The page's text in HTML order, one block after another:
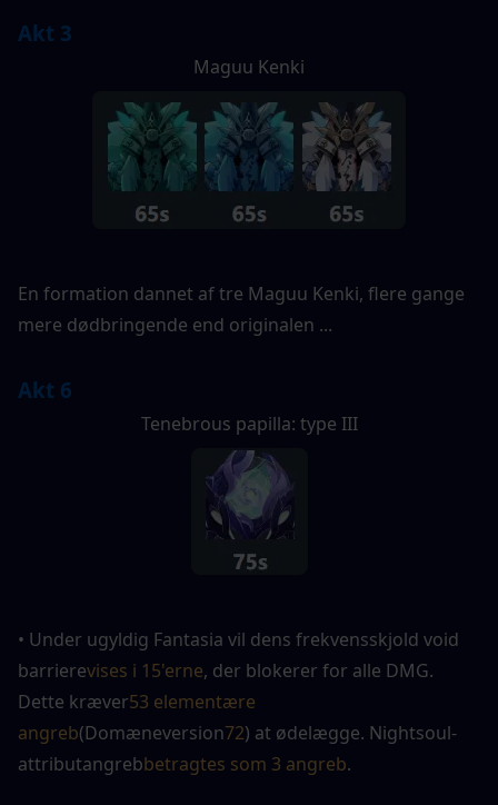
Akt 3
Maguu Kenki
En formation dannet af tre Maguu Kenki, flere gange
mere dødbringende end originalen ...
Akt 6
Tenebrous papilla: type III
• Under ugyldig Fantasia vil dens frekvensskjold void
barrierevises i 15'erne, der blokerer for alle DMG.
Dette kræver53 elementære
angreb(Domæneversion72) at ødelægge. Nightsoul-
attributangrebbetragtes som 3 angreb.